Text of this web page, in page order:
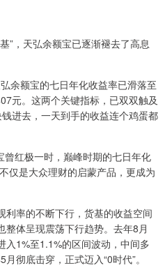
”，天弘余额宝已逐渐褪去了高息
余额宝的七日年化收益率已滑落至
元。这两个关键指标，已双双触及
进去，一天到手的收益连个鸡蛋都
红极一时，巅峰时期的七日年化
仅是大众理财的启蒙产品，更成为
利率的不断下行，货基的收益空间
体呈现震荡下行趋势。去年8月
入1%至1.1%的区间波动，中间多
彻底击穿，正式迈入“0时代”。